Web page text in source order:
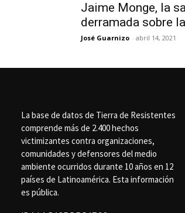
Jaime Monge, la
derramada sobre
José Guarnizo - abril 14, 2021
La base de datos de Tierra de Resistentes
comprende más de 2.400 hechos
victimizantes contra organizaciones,
comunidades y defensores del medio
ambiente ocurridos durante 10 años en 12
países de Latinoamérica. Esta información
es pública.